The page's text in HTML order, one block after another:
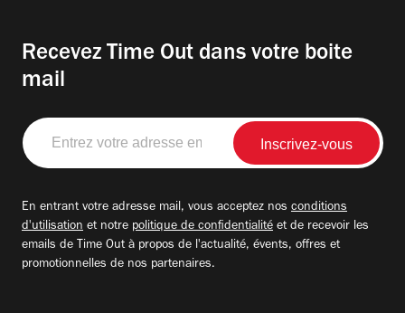
Recevez Time Out dans votre boite
mail
Entrez
votre
adresse
En entrant votre adresse mail, vous acceptez nos conditions
d'utilisation et notre politique de confidentialité et de recevoir les
emails de Time Out à propos de l'actualité, évents, offres et
promotionnelles de nos partenaires.